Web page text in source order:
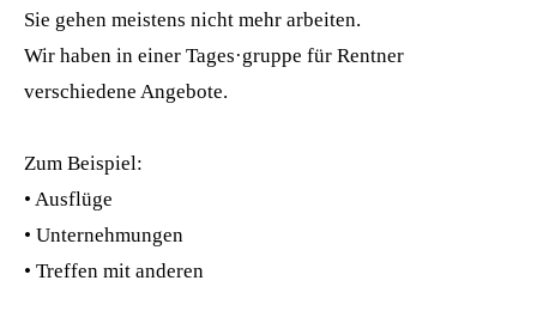
Sie gehen meistens nicht mehr arbeiten.
Wir haben in einer Tages·gruppe für Rentner
verschiedene Angebote.
Zum Beispiel:
• Ausflüge
• Unternehmungen
• Treffen mit anderen